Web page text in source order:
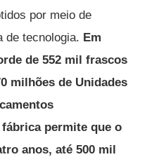
por meio de
de tecnologia. Em
de 552 mil frascos
milhões de Unidades
fábrica permite que o
anos, até 500 mil